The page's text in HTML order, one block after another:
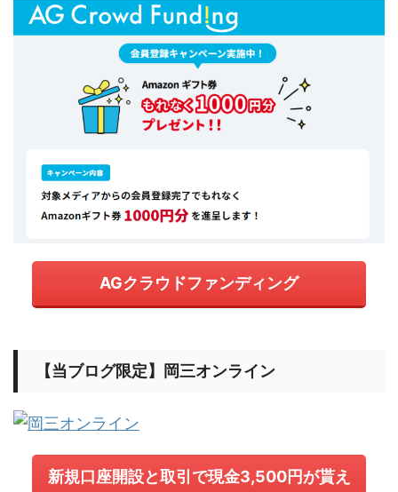
AGクラウドファンディング
【当ブログ限定】岡三オンライン
新規口座開設と取引で現金3,500円が貰え